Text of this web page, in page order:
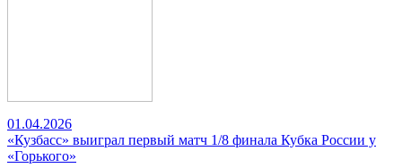
01.04.2026
«Кузбасс» выиграл первый матч 1/8 финала Кубка России у
«Горького»